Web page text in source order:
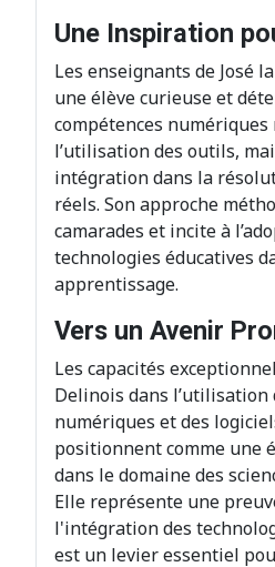
Une Inspiration
Les enseignants de José
une élève curieuse et
compétences
l’utilisation des outils,
intégration dans la
réels. Son approche
camarades et incite à
technologies éducatives
apprentissage.
Vers un Avenir
Les capacités
Delinois dans l’utilisation
numériques et des
positionnent comme une
dans le domaine des
Elle représente une
l'intégration des
est un levier essentiel